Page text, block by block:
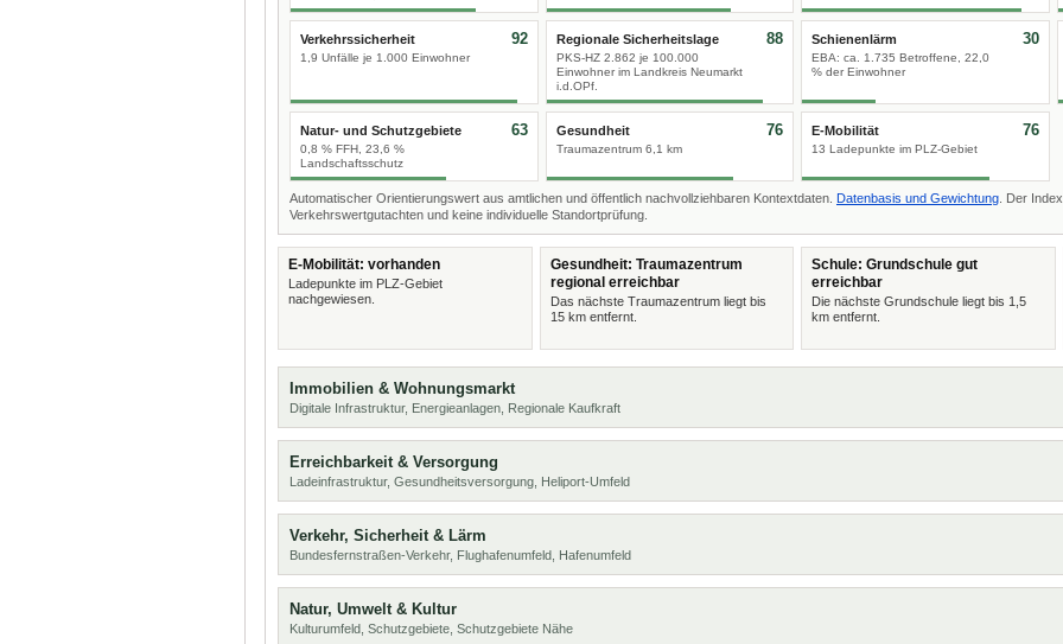
Verkehrssicherheit
1,9 Unfälle je 1.000 Einwohner
92 Regionale Sicherheitslage
PKS-HZ 2.862 je 100.000
Einwohner im Landkreis Neumarkt
i.d.OPf.
88 Schienenlärm
EBA: ca. 1.735 Betroffene, 22,0
% der Einwohner
30
Natur- und Schutzgebiete
0,8 % FFH, 23,6 %
Landschaftsschutz
63 Gesundheit
Traumazentrum 6,1 km
76 E-Mobilität
13 Ladepunkte im PLZ-Gebiet
76
Automatischer Orientierungswert aus amtlichen und öffentlich nachvollziehbaren Kontextdaten. Datenbasis und Gewichtung . Der
Verkehrswertgutachten und keine individuelle Standortprüfung.
E-Mobilität: vorhanden
Ladepunkte im PLZ-Gebiet
nachgewiesen.
Gesundheit: Traumazentrum
regional erreichbar
Das nächste Traumazentrum liegt bis
15 km entfernt.
Schule: Grundschule gut
erreichbar
Die nächste Grundschule liegt bis 1,5
km entfernt.
Immobilien & Wohnungsmarkt
Digitale Infrastruktur, Energieanlagen, Regionale Kaufkraft
Erreichbarkeit & Versorgung
Ladeinfrastruktur, Gesundheitsversorgung, Heliport-Umfeld
Verkehr, Sicherheit & Lärm
Bundesfernstraßen-Verkehr, Flughafenumfeld, Hafenumfeld
Natur, Umwelt & Kultur
Kulturumfeld, Schutzgebiete, Schutzgebiete Nähe